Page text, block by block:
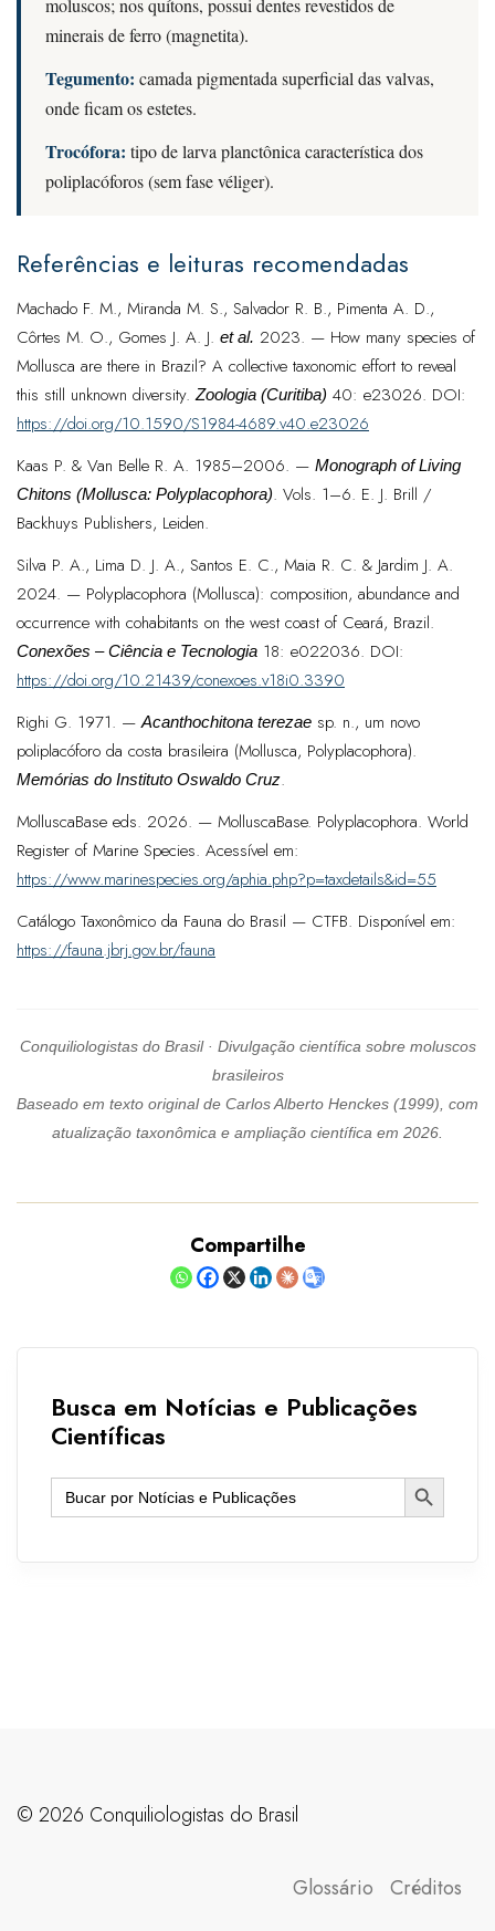
moluscos; nos quítons, possui dentes revestidos de
minerais de ferro (magnetita).
Tegumento: camada pigmentada superficial das valvas,
onde ficam os estetes.
Trocófora: tipo de larva planctônica característica dos
poliplacóforos (sem fase véliger).
Referências e leituras recomendadas
Machado F. M., Miranda M. S., Salvador R. B., Pimenta A. D.,
Côrtes M. O., Gomes J. A. J. et al. 2023. — How many species of
Mollusca are there in Brazil? A collective taxonomic effort to reveal
this still unknown diversity.Zoologia (Curitiba) 40: e23026. DOI:
https://doi.org/10.1590/S1984-4689.v40.e23026
Kaas P. & Van Belle R. A. 1985–2006. — Monograph of Living
Chitons (Mollusca: Polyplacophora). Vols. 1–6. E. J. Brill /
Backhuys Publishers, Leiden.
Silva P. A., Lima D. J. A., Santos E. C., Maia R. C. & Jardim J. A.
2024. — Polyplacophora (Mollusca): composition, abundance and
occurrence with cohabitants on the west coast of Ceará, Brazil.
Conexões – Ciência e Tecnologia 18: e022036. DOI:
https://doi.org/10.21439/conexoes.v18i0.3390
Righi G. 1971. —Acanthochitona terezae sp. n., um novo
poliplacóforo da costa brasileira (Mollusca, Polyplacophora).
Memórias do Instituto Oswaldo Cruz.
MolluscaBase eds. 2026. — MolluscaBase. Polyplacophora. World
Register of Marine Species. Acessível em:
https://www.marinespecies.org/aphia.php?p=taxdetails&id=55
Catálogo Taxonômico da Fauna do Brasil — CTFB. Disponível em:
https://fauna.jbrj.gov.br/fauna
Conquiliologistas do Brasil · Divulgação científica sobre moluscos
brasileiros
Baseado em texto original de Carlos Alberto Henckes (1999), com
atualização taxonômica e ampliação científica em 2026.
Compartilhe
Busca em Notícias e Publicações
Científicas
Search
for:
Search Button
©️ 2026 Conquiliologistas do Brasil
Glossário Créditos